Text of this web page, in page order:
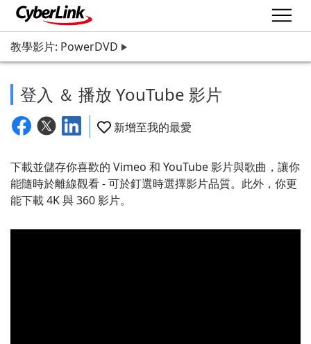
教學影片: PowerDVD
登入 ＆ 播放 YouTube 影片
新增至我的最愛
下載並儲存你喜歡的 Vimeo 和 YouTube 影片與歌曲，讓你
能隨時於離線觀看 - 可於釘選時選擇影片品質。此外，你更
能下載 4K 與 360 影片。